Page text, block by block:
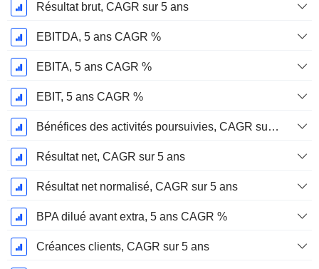
Résultat brut, CAGR sur 5 ans
EBITDA, 5 ans CAGR %
EBITA, 5 ans CAGR %
EBIT, 5 ans CAGR %
Bénéfices des activités poursuivies, CAGR sur 5 ans
Résultat net, CAGR sur 5 ans
Résultat net normalisé, CAGR sur 5 ans
BPA dilué avant extra, 5 ans CAGR %
Créances clients, CAGR sur 5 ans